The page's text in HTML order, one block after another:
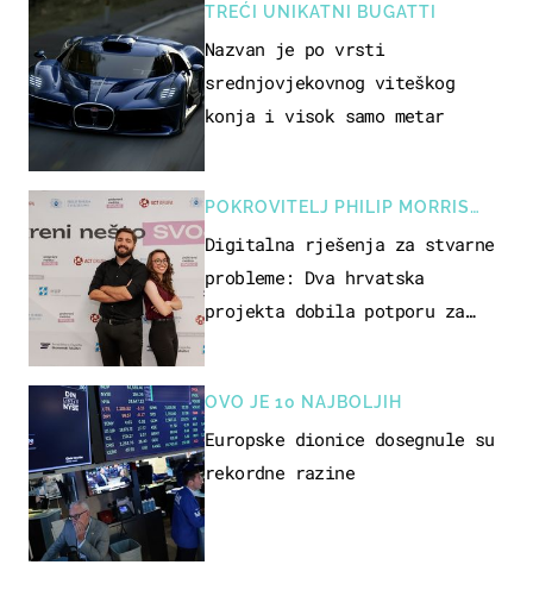
TREĆI UNIKATNI BUGATTI
Nazvan je po vrsti
srednjovjekovnog viteškog
konja i visok samo metar
POKROVITELJ PHILIP MORRIS
ZAGREB
Digitalna rješenja za stvarne
probleme: Dva hrvatska
projekta dobila potporu za
OVO JE 10 NAJBOLJIH
Europske dionice dosegnule su
rekordne razine